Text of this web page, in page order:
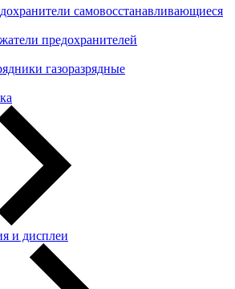
самовосстанавливающиеся
предохранителей
газоразрядные
и дисплеи